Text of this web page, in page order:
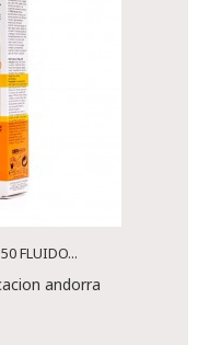
FLUIDO...
andorra